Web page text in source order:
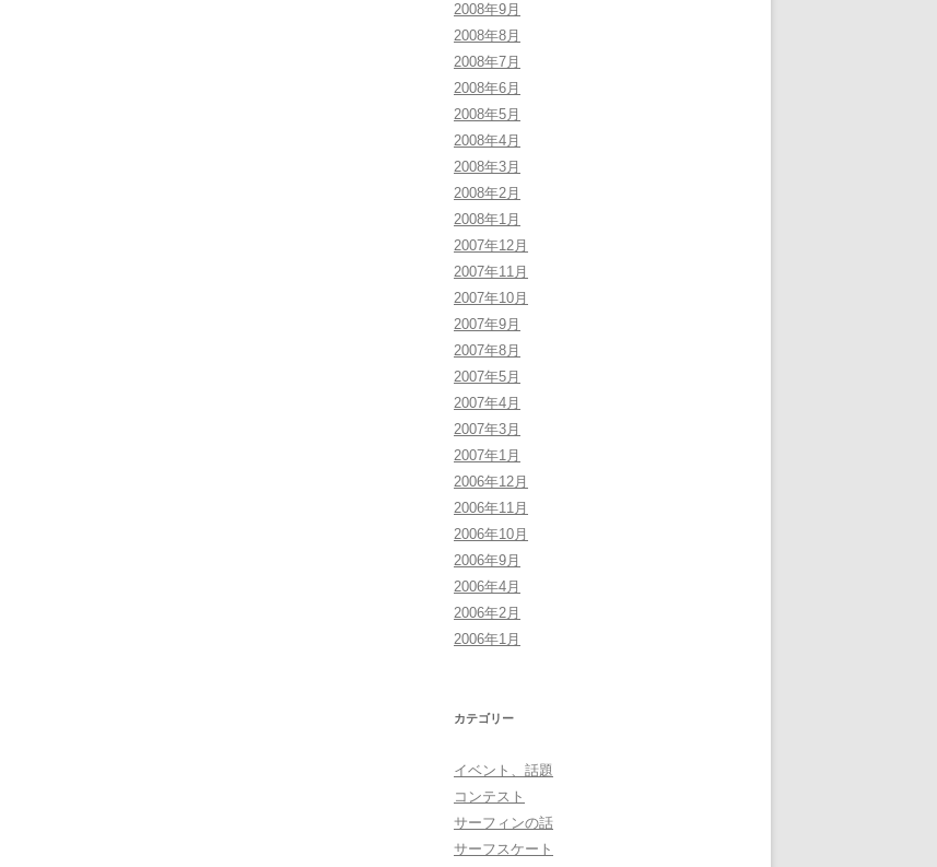
2008年9月
2008年8月
2008年7月
2008年6月
2008年5月
2008年4月
2008年3月
2008年2月
2008年1月
2007年12月
2007年11月
2007年10月
2007年9月
2007年8月
2007年5月
2007年4月
2007年3月
2007年1月
2006年12月
2006年11月
2006年10月
2006年9月
2006年4月
2006年2月
2006年1月
カテゴリー
イベント、話題
コンテスト
サーフィンの話
サーフスケート